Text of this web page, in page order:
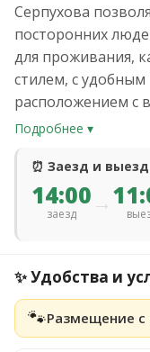
Серпухова
посторонних
для проживания,
стилем, с
расположением с
Подробнее ▾
⏰ Заезд и выезд
14:00
заезд →
✨ Удобства и
🐾Размещение